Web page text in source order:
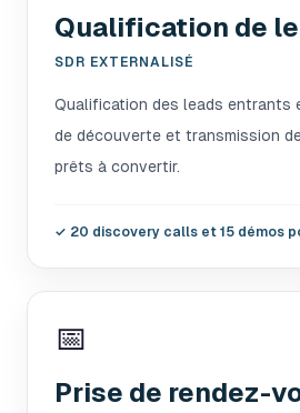
Qualification de
SDR EXTERNALISÉ
Qualification des leads entrants
de découverte et transmission
prêts à convertir.
✓ 20 discovery calls et 15 démos
📅
Prise de rendez-